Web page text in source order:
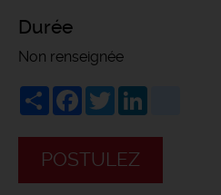
Durée
Non renseignée
ShareFacebook
Twitter
POSTULEZ